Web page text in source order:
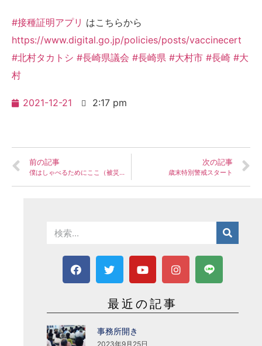
#接種証明アプリ はこちらから
https://www.digital.go.jp/policies/posts/vaccinecert
#北村タカトシ #長崎県議会 #長崎県 #大村市 #長崎 #大
村
2021-12-21 2:17 pm
前の記事
僕はしゃべるためにここ（被災地）へ来た(増補版) 笠井信輔
次の記事
歳末特別警戒スタート
最近の記事
事務所開き
2023年9月25日